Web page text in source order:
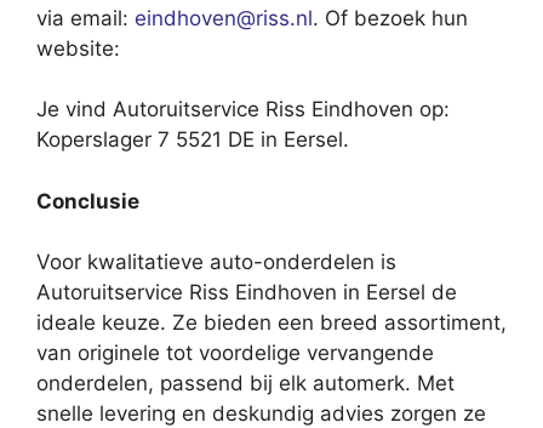
via email: eindhoven@riss.nl. Of bezoek hun
website:
Je vind Autoruitservice Riss Eindhoven op:
Koperslager 7 5521 DE in Eersel.
Conclusie
Voor kwalitatieve auto-onderdelen is
Autoruitservice Riss Eindhoven in Eersel de
ideale keuze. Ze bieden een breed assortiment,
van originele tot voordelige vervangende
onderdelen, passend bij elk automerk. Met
snelle levering en deskundig advies zorgen ze